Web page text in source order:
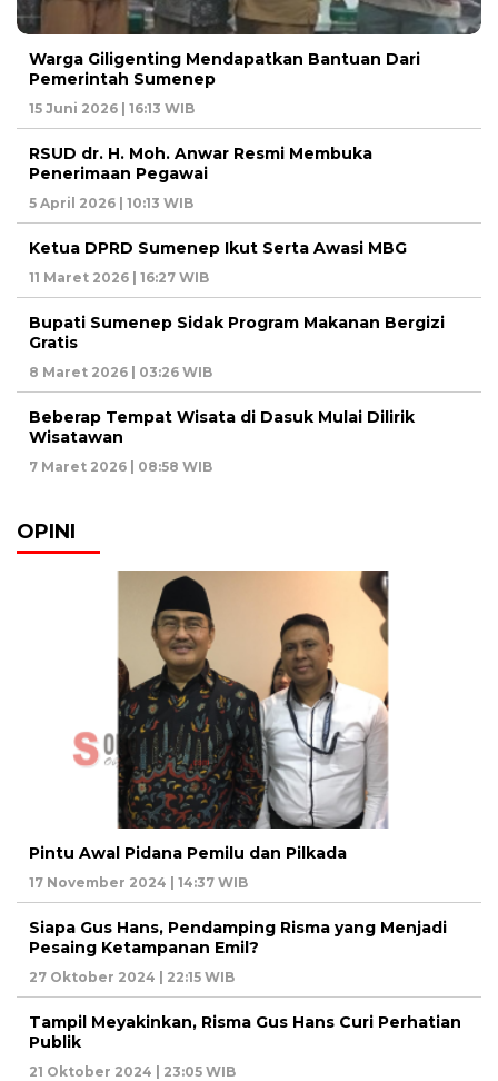
Warga Giligenting Mendapatkan Bantuan Dari
Pemerintah Sumenep
15 Juni 2026 | 16:13 WIB
RSUD dr. H. Moh. Anwar Resmi Membuka
Penerimaan Pegawai
5 April 2026 | 10:13 WIB
Ketua DPRD Sumenep Ikut Serta Awasi MBG
11 Maret 2026 | 16:27 WIB
Bupati Sumenep Sidak Program Makanan Bergizi
Gratis
8 Maret 2026 | 03:26 WIB
Beberap Tempat Wisata di Dasuk Mulai Dilirik
Wisatawan
7 Maret 2026 | 08:58 WIB
OPINI
Pintu Awal Pidana Pemilu dan Pilkada
17 November 2024 | 14:37 WIB
Siapa Gus Hans, Pendamping Risma yang Menjadi
Pesaing Ketampanan Emil?
27 Oktober 2024 | 22:15 WIB
Tampil Meyakinkan, Risma Gus Hans Curi Perhatian
Publik
21 Oktober 2024 | 23:05 WIB